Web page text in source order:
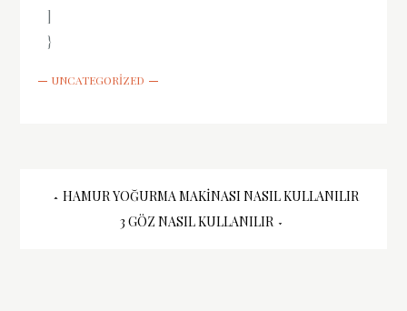
]
}
UNCATEGORIZED
Yazı
HAMUR YOĞURMA MAKINASI NASIL KULLANILIR
3 GÖZ NASIL KULLANILIR